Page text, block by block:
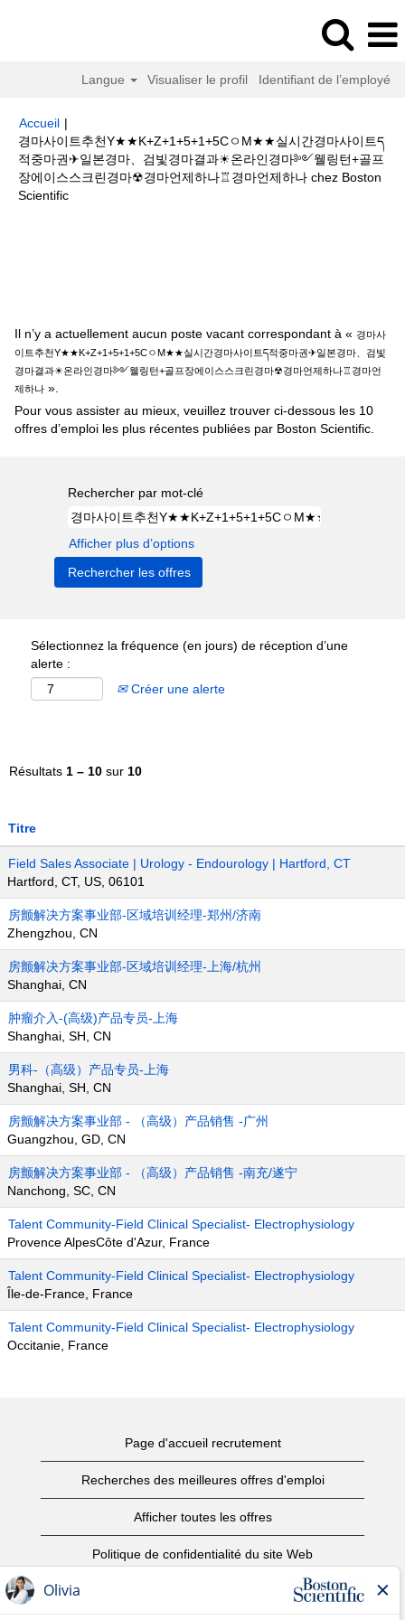
Langue Visualiser le profil Identifiant de l’employé
Accueil |
경마사이트추천Y★★K+Z+1+5+1+5CㅇM★★실시간경마사이트ད
적중마권✈일본경마、검빛경마결과☀온라인경마༻웰링턴+골프
장에이스스크린경마☢경마언제하나♖경마언제하나 chez Boston
Scientific(page
Il n’y a actuellement aucun poste vacant correspondant à « 경마사
이트추천Y★★K+Z+1+5+1+5CㅇM★★실시간경마사이트ད적중마권✈일본경마、검빛
경마결과☀온라인경마༻웰링턴+골프장에이스스크린경마☢경마언제하나♖경마언
제하나 ».
Pour vous assister au mieux, veuillez trouver ci-dessous les 10
offres d’emploi les plus récentes publiées par Boston Scientific.
Rechercher par mot-clé
Afficher plus d’options
Sélectionnez la fréquence (en jours) de réception d’une
alerte :
Créer une alerte
Résultats 1 – 10 sur 10
Titre
Field Sales Associate | Urology - Endourology | Hartford, CT
Hartford, CT, US, 06101
房颤解决方案事业部-区域培训经理-郑州/济南
Zhengzhou, CN
房颤解决方案事业部-区域培训经理-上海/杭州
Shanghai, CN
肿瘤介入-(高级)产品专员-上海
Shanghai, SH, CN
男科-（高级）产品专员-上海
Shanghai, SH, CN
房颤解决方案事业部 - （高级）产品销售 -广州
Guangzhou, GD, CN
房颤解决方案事业部 - （高级）产品销售 -南充/遂宁
Nanchong, SC, CN
Talent Community-Field Clinical Specialist- Electrophysiology
Provence AlpesCôte d'Azur, France
Talent Community-Field Clinical Specialist- Electrophysiology
Île-de-France, France
Talent Community-Field Clinical Specialist- Electrophysiology
Occitanie, France
Page d'accueil recrutement
Recherches des meilleures offres d'emploi
Afficher toutes les offres
Politique de confidentialité du site Web